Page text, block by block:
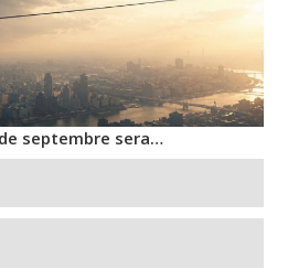
septembre sera…